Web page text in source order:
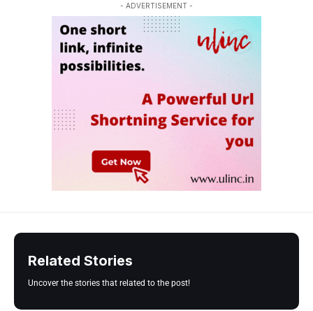
- ADVERTISEMENT -
Related Stories
Uncover the stories that related to the post!